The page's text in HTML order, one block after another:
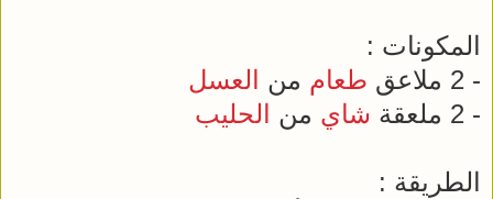
المكونات :
- 2 ملاعق
طعام من العسل
- 2 ملعقة
شاي من الحليب
الطريقة :